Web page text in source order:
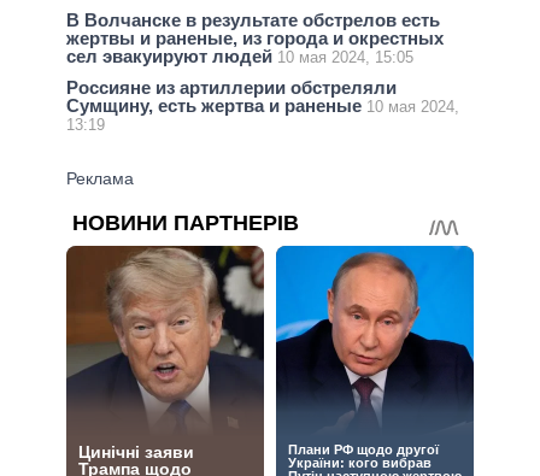
В Волчанске в результате обстрелов есть
жертвы и раненые, из города и окрестных
сел эвакуируют людей 10 мая 2024, 15:05
Россияне из артиллерии обстреляли
Сумщину, есть жертва и раненые 10 мая 2024,
13:19